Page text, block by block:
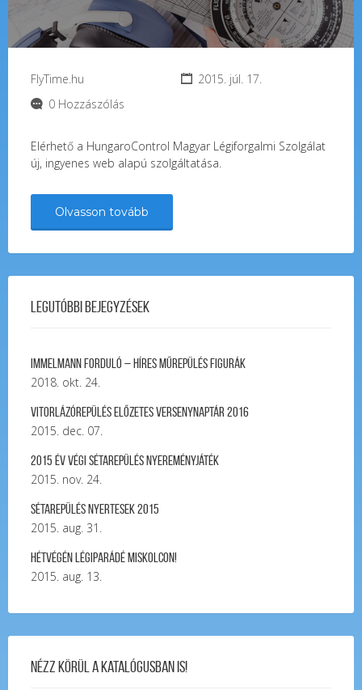
FlyTime.hu
2015. júl. 17.
0 Hozzászólás
Elérhető a HungaroControl Magyar Légiforgalmi Szolgálat
új, ingyenes web alapú szolgáltatása.
Olvasson tovább
Legutóbbi bejegyzések
Immelmann forduló – Híres Műrepülés Figurák
2018. okt. 24.
Vitorlázórepülés ELŐZETES VERSENYNAPTÁR 2016
2015. dec. 07.
2015 év végi sétarepülés nyereményjáték
2015. nov. 24.
Sétarepülés nyertesek 2015
2015. aug. 31.
Hétvégén légiparádé Miskolcon!
2015. aug. 13.
Nézz körül a katalógusban is!